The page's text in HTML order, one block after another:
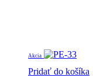
Akcia
Pridať do košíka